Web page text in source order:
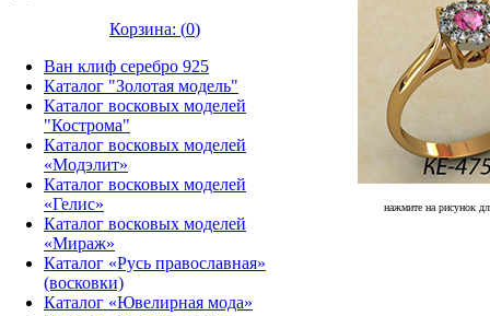
Корзина: (0)
Ван клиф серебро 925
Каталог "Золотая модель"
Каталог восковых моделей
"Кострома"
Каталог восковых моделей
«Модэлит»
Каталог восковых моделей
«Гелис»
Каталог восковых моделей
«Мираж»
Каталог «Русь православная»
(восковки)
Каталог «Ювелирная мода»
нажмите на рисунок